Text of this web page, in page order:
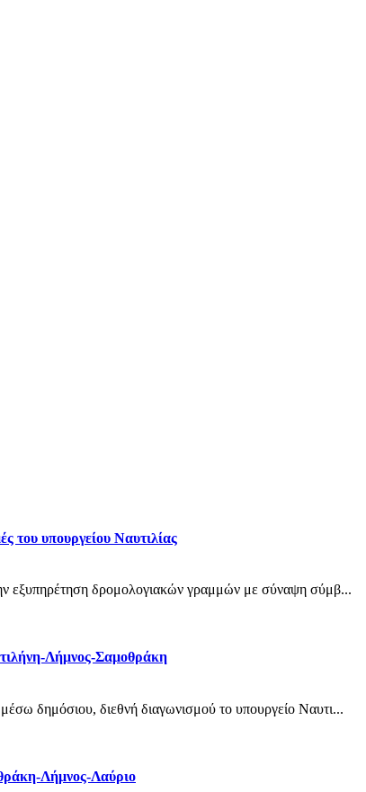
του υπουργείου Ναυτιλίας
εξυπηρέτηση δρομολογιακών γραμμών με σύναψη σύμβ...
Λήμνος-Σαμοθράκη
δημόσιου, διεθνή διαγωνισμού το υπουργείο Ναυτι...
Λήμνος-Λαύριο